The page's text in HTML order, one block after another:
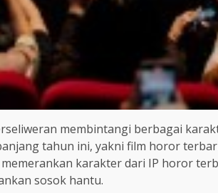
membintangi berbagai
tahun ini, yakni film horor
karakter dari IP horor
sosok hantu.